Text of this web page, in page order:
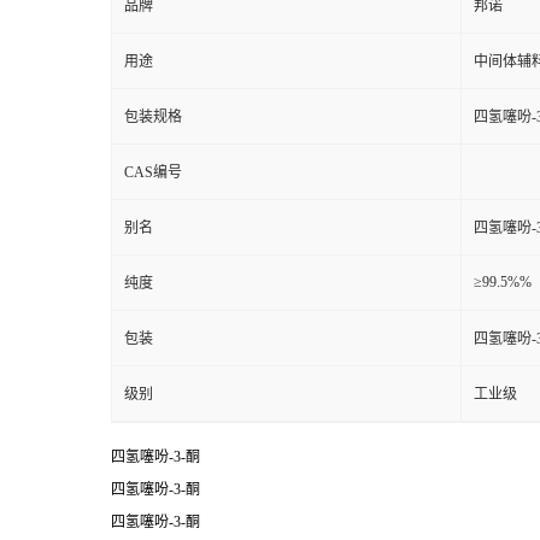
品牌 邦诺
用途 中间体辅
包装规格 四氢噻吩-
CAS编号
别名 四氢噻吩-
纯度 ≥99.5%%
包装 四氢噻吩-
级别 工业级
四氢噻吩-3-酮
四氢噻吩-3-酮
四氢噻吩-3-酮